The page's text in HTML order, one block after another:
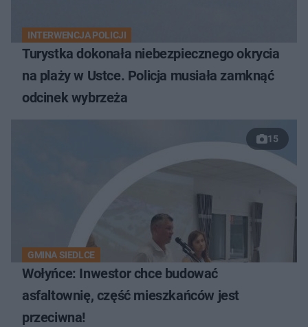
INTERWENCJA POLICJI
Turystka dokonała niebezpiecznego okrycia
na plaży w Ustce. Policja musiała zamknąć
odcinek wybrzeża
15
GMINA SIEDLCE
Wołyńce: Inwestor chce budować
asfaltownię, część mieszkańców jest
przeciwna!